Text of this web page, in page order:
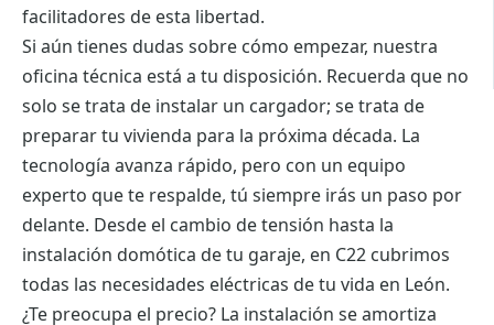
facilitadores de esta libertad.
Si aún tienes dudas sobre cómo empezar, nuestra
oficina técnica está a tu disposición. Recuerda que no
solo se trata de instalar un cargador; se trata de
preparar tu vivienda para la próxima década. La
tecnología avanza rápido, pero con un equipo
experto que te respalde, tú siempre irás un paso por
delante. Desde el cambio de tensión hasta la
instalación domótica de tu garaje, en C22 cubrimos
todas las necesidades eléctricas de tu vida en León.
¿Te preocupa el precio? La instalación se amortiza